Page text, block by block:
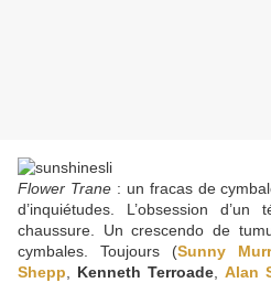
Flower Trane: un fracas de
d’inquiétudes. L’obsession
chaussure. Un crescendo de
cymbales. Toujours (Sunny
Shepp
Kenneth Terroade Alan